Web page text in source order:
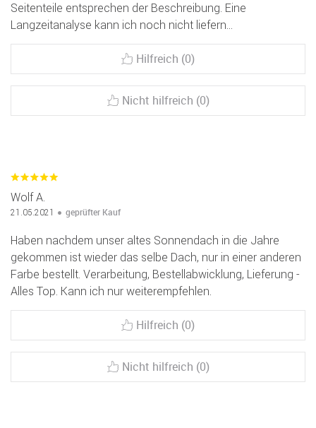
Seitenteile entsprechen der Beschreibung. Eine
Langzeitanalyse kann ich noch nicht liefern…
Hilfreich (0)
Nicht hilfreich (0)
Wolf A.
21.05.2021 geprüfter Kauf
Haben nachdem unser altes Sonnendach in die Jahre
gekommen ist wieder das selbe Dach, nur in einer anderen
Farbe bestellt. Verarbeitung, Bestellabwicklung, Lieferung -
Alles Top. Kann ich nur weiterempfehlen.
Hilfreich (0)
Nicht hilfreich (0)